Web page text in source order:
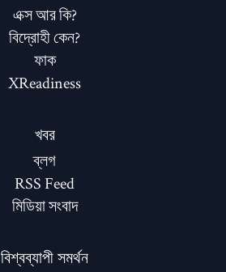
এক্স আর কি?
বিদ্রোহী কেন?
ফাক
XReadiness
খবর
ব্লগ
RSS Feed
মিডিয়া সংবাদ
বিশ্বব্যাপী সমর্থন